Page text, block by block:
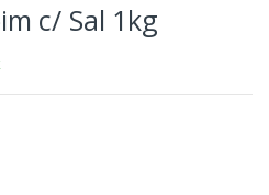
c/ Sal 1kg